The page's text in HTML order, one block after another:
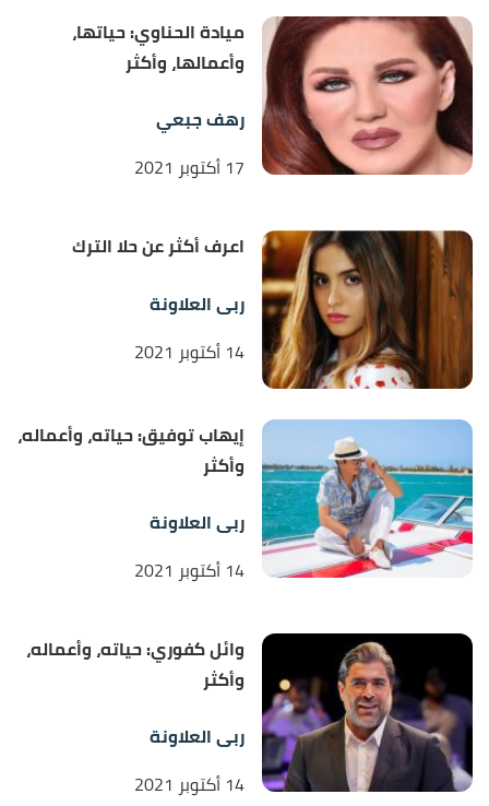
ميادة الحناوي: حياتها،
وأعمالها، وأكثر
رهف جبعي
17 أكتوبر 2021
اعرف أكثر عن حلا الترك
ربى العلاونة
14 أكتوبر 2021
إيهاب توفيق: حياته، وأعماله،
وأكثر
ربى العلاونة
14 أكتوبر 2021
وائل كفوري: حياته، وأعماله،
وأكثر
ربى العلاونة
14 أكتوبر 2021